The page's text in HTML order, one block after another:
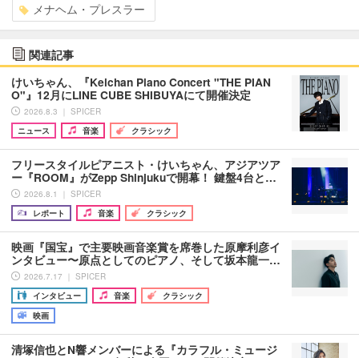
メナヘム・プレスラー
関連記事
けいちゃん、『Keichan Piano Concert "THE PIAN
O"』12月にLINE CUBE SHIBUYAにて開催決定
2026.8.3 ｜ SPICER
ニュース
音楽 クラシック
フリースタイルピアニスト・けいちゃん、アジアツア
ー『ROOM』がZepp Shinjukuで開幕！ 鍵盤4台と…
2026.8.1 ｜ SPICER
レポート
音楽 クラシック
映画『国宝』で主要映画音楽賞を席巻した原摩利彦イ
ンタビュー〜原点としてのピアノ、そして坂本龍一…
2026.7.17 ｜ SPICER
インタビュー
音楽
クラシック
映画
清塚信也とN響メンバーによる『カラフル・ミュージ